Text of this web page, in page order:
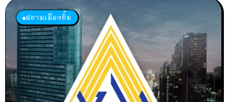
สยามเมืองยิ้ม